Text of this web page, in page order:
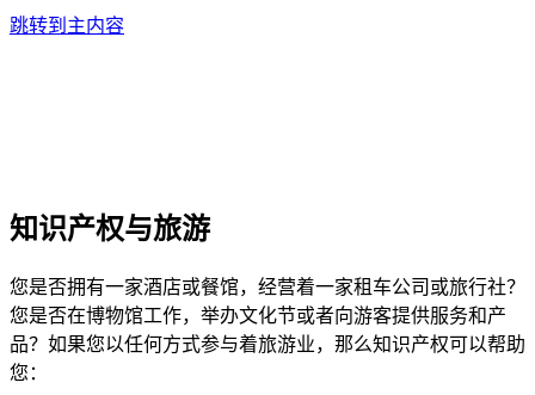
跳转到主内容
知识产权与旅游
您是否拥有一家酒店或餐馆，经营着一家租车公司或旅行社？
您是否在博物馆工作，举办文化节或者向游客提供服务和产
品？如果您以任何方式参与着旅游业，那么知识产权可以帮助
您：